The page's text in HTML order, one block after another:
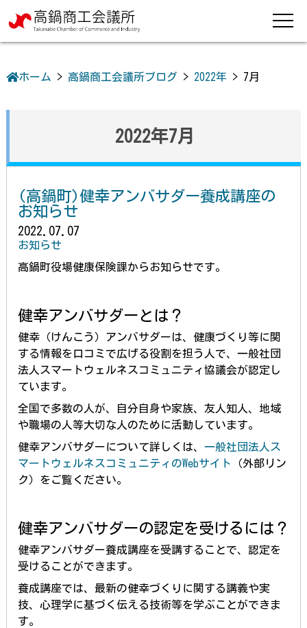
ホーム > 高鍋商工会議所ブログ > 2022年> 7月
2022年7月
(高鍋町)健幸アンバサダー養成講座の
お知らせ
2022.07.07
お知らせ
高鍋町役場健康保険課からお知らせです。
健幸アンバサダーとは？
健幸（けんこう）アンバサダーは、健康づくり等に関
する情報を口コミで広げる役割を担う人で、一般社団
法人スマートウェルネスコミュニティ協議会が認定し
ています。
全国で多数の人が、自分自身や家族、友人知人、地域
や職場の人等大切な人のために活動しています。
健幸アンバサダーについて詳しくは、 一般社団法人ス
マートウェルネスコミュニティのWebサイト
（外部リン
ク）をご覧ください。
健幸アンバサダーの認定を受けるには？
健幸アンバサダー養成講座を受講することで、認定を
受けることができます。
養成講座では、最新の健幸づくりに関する講義や実
技、心理学に基づく伝える技術等を学ぶことができま
す。